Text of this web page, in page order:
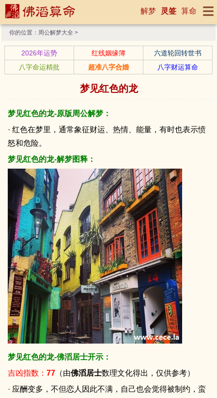
解梦 灵签 算命
你的位置： 周公解梦大全 >
2026年运势 红线姻缘簿
六道轮回转世书
八字命运精批
超准八字合婚 八字财运算命
梦见红色的龙
梦见红色的龙-原版周公解梦：
· 红色在梦里，通常象征财运、热情、能量，有时也表示愤
怒和危险。
梦见红色的龙-解梦图释：
梦见红色的龙-佛滔居士开示：
吉凶指数： 77 （由佛滔居士数理文化得出，仅供参考）
· 应酬变多，不但恋人因此不满，自己也会觉得被制约，蛮